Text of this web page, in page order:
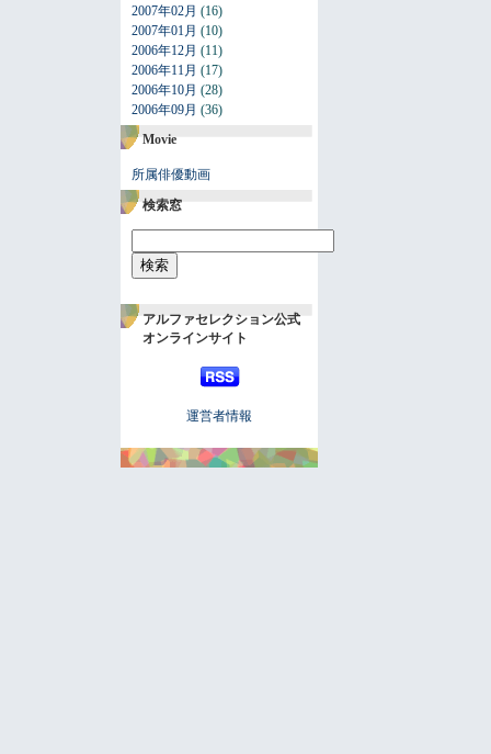
2007年02月 (16)
2007年01月 (10)
2006年12月 (11)
2006年11月 (17)
2006年10月 (28)
2006年09月 (36)
Movie
所属俳優動画
検索窓
アルファセレクション公式
オンラインサイト
運営者情報